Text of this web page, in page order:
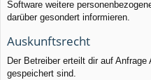
Software weitere
darüber gesondert informieren.
Auskunftsrecht
Der Betreiber erteilt dir auf
gespeichert sind.